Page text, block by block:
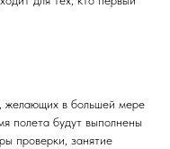
желающих в большей мере
полета будут выполнены
проверки, занятие